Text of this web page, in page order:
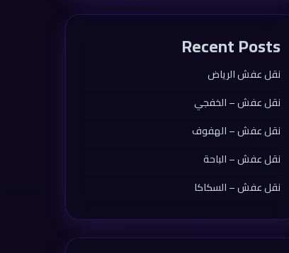
Recent Posts
نقل عفش الرياض
نقل عفش – الخفجي
نقل عفش – الهفوف
نقل عفش – الباحة
نقل عفش – السكاكا